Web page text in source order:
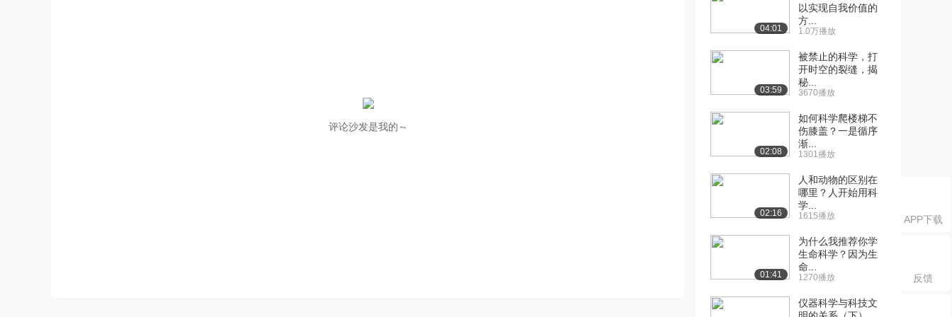
APP下载
反馈
评论沙发是我的～
04:01
以实现自我价值的
方...
1.0万播放
03:59
被禁止的科学，打
开时空的裂缝，揭
秘...
3670播放
02:08
如何科学爬楼梯不
伤膝盖？一是循序
渐...
1301播放
02:16
人和动物的区别在
哪里？人开始用科
学...
1615播放
01:41
为什么我推荐你学
生命科学？因为生
命...
1270播放
仪器科学与科技文